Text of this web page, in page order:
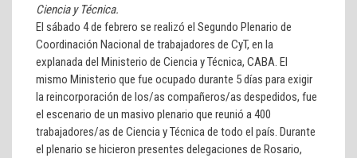
Ciencia y Técnica.
El sábado 4 de febrero se realizó el Segundo Plenario de
Coordinación Nacional de trabajadores de CyT, en la
explanada del Ministerio de Ciencia y Técnica, CABA. El
mismo Ministerio que fue ocupado durante 5 días para exigir
la reincorporación de los/as compañeros/as despedidos, fue
el escenario de un masivo plenario que reunió a 400
trabajadores/as de Ciencia y Técnica de todo el país. Durante
el plenario se hicieron presentes delegaciones de Rosario,